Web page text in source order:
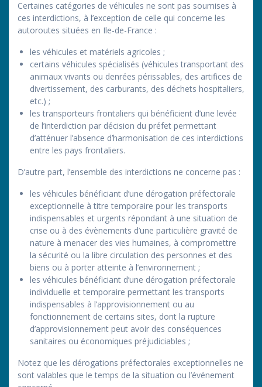
Certaines catégories de véhicules ne sont pas soumises à
ces interdictions, à l’exception de celle qui concerne les
autoroutes situées en Ile-de-France :
les véhicules et matériels agricoles ;
certains véhicules spécialisés (véhicules transportant des
animaux vivants ou denrées périssables, des artifices de
divertissement, des carburants, des déchets hospitaliers,
etc.) ;
les transporteurs frontaliers qui bénéficient d’une levée
de l’interdiction par décision du préfet permettant
d’atténuer l’absence d’harmonisation de ces interdictions
entre les pays frontaliers.
D’autre part, l’ensemble des interdictions ne concerne pas :
les véhicules bénéficiant d’une dérogation préfectorale
exceptionnelle à titre temporaire pour les transports
indispensables et urgents répondant à une situation de
crise ou à des évènements d’une particulière gravité de
nature à menacer des vies humaines, à compromettre
la sécurité ou la libre circulation des personnes et des
biens ou à porter atteinte à l’environnement ;
les véhicules bénéficiant d’une dérogation préfectorale
individuelle et temporaire permettant les transports
indispensables à l’approvisionnement ou au
fonctionnement de certains sites, dont la rupture
d’approvisionnement peut avoir des conséquences
sanitaires ou économiques préjudiciables ;
Notez que les dérogations préfectorales exceptionnelles ne
sont valables que le temps de la situation ou l’événement